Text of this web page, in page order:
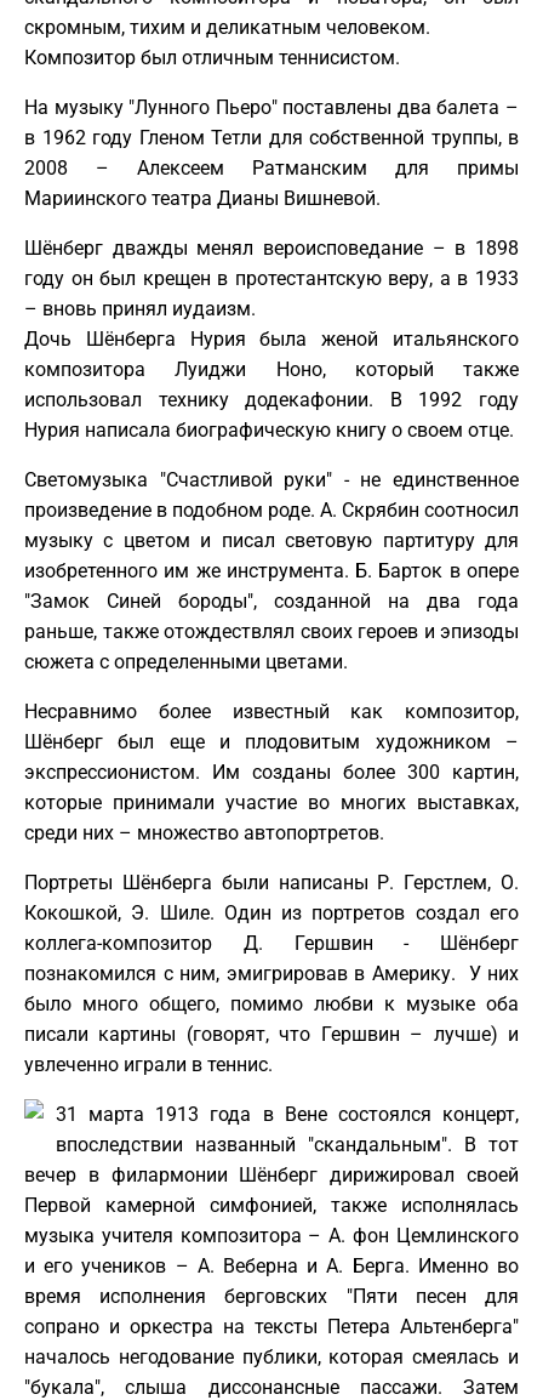
скромным, тихим и деликатным человеком.
Композитор был отличным теннисистом.
На музыку "Лунного Пьеро" поставлены два балета –
в 1962 году Гленом Тетли для собственной труппы, в
2008 – Алексеем Ратманским для примы
Мариинского театра Дианы Вишневой.
Шёнберг дважды менял вероисповедание – в 1898
году он был крещен в протестантскую веру, а в 1933
– вновь принял иудаизм.
Дочь Шёнберга Нурия была женой итальянского
композитора Луиджи Ноно, который также
использовал технику додекафонии. В 1992 году
Нурия написала биографическую книгу о своем отце.
Светомузыка "Счастливой руки" - не единственное
произведение в подобном роде. А. Скрябин соотносил
музыку с цветом и писал световую партитуру для
изобретенного им же инструмента. Б. Барток в опере
"Замок Синей бороды", созданной на два года
раньше, также отождествлял своих героев и эпизоды
сюжета с определенными цветами.
Несравнимо более известный как композитор,
Шёнберг был еще и плодовитым художником –
экспрессионистом. Им созданы более 300 картин,
которые принимали участие во многих выставках,
среди них – множество автопортретов.
Портреты Шёнберга были написаны Р. Герстлем, О.
Кокошкой, Э. Шиле. Один из портретов создал его
коллега-композитор Д. Гершвин - Шёнберг
познакомился с ним, эмигрировав в Америку. У них
было много общего, помимо любви к музыке оба
писали картины (говорят, что Гершвин – лучше) и
увлеченно играли в теннис.
31 марта 1913 года в Вене состоялся концерт,
впоследствии названный "скандальным". В тот
вечер в филармонии Шёнберг дирижировал своей
Первой камерной симфонией, также исполнялась
музыка учителя композитора – А. фон Цемлинского
и его учеников – А. Веберна и А. Берга. Именно во
время исполнения берговских "Пяти песен для
сопрано и оркестра на тексты Петера Альтенберга"
началось негодование публики, которая смеялась и
"букала", слыша диссонансные пассажи. Затем